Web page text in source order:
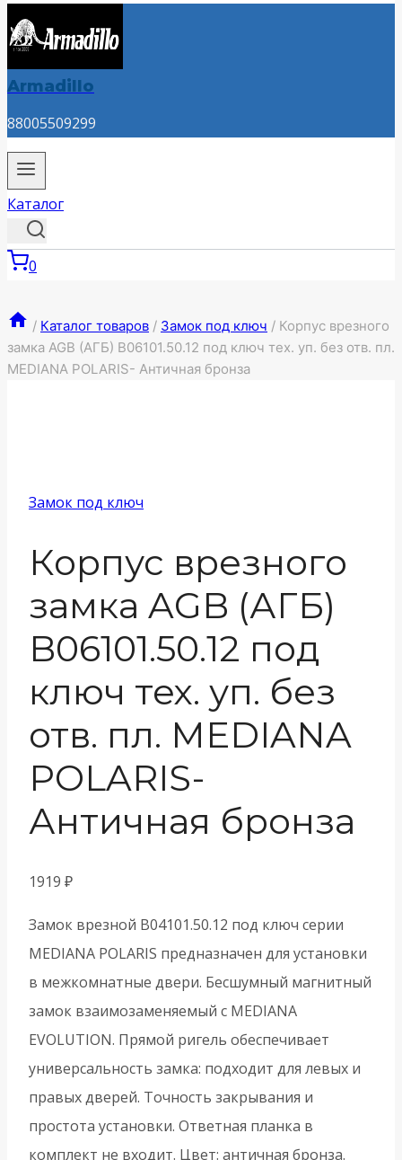
Armadillo
88005509299
Каталог
0
/ Каталог товаров / Замок под ключ / Корпус врезного
замка AGB (АГБ) B06101.50.12 под ключ тех. уп. без отв. пл.
MEDIANA POLARIS- Античная бронза
Замок под ключ
Корпус врезного
замка AGB (АГБ)
B06101.50.12 под
ключ тех. уп. без
отв. пл. MEDIANA
POLARIS-
Античная бронза
1919 ₽
Замок врезной B04101.50.12 под ключ серии
MEDIANA POLARIS предназначен для установки
в межкомнатные двери. Бесшумный магнитный
замок взаимозаменяемый с MEDIANA
EVOLUTION. Прямой ригель обеспечивает
универсальность замка: подходит для левых и
правых дверей. Точность закрывания и
простота установки. Ответная планка в
комплект не входит. Цвет: античная бронза.